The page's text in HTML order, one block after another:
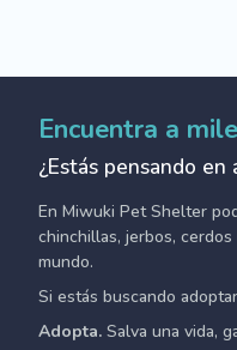
Encuentra a
¿Estás pensando
En Miwuki Pet Shelter
chinchillas, jerbos,
mundo.
Si estás buscando
Adopta. Salva una vida,